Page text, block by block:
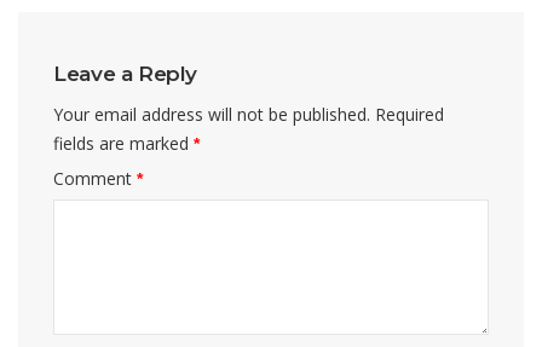
Leave a Reply
Your email address will not be published. Required
fields are marked*
Comment*